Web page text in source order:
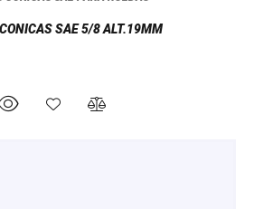
SAE 5/8 ALT.19MM